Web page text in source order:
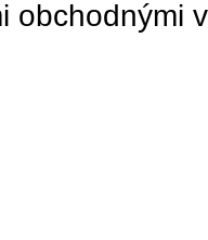
obchodnými